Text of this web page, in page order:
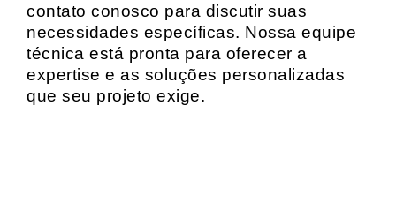
contato conosco para discutir suas
necessidades específicas. Nossa equipe
técnica está pronta para oferecer a
expertise e as soluções personalizadas
que seu projeto exige.